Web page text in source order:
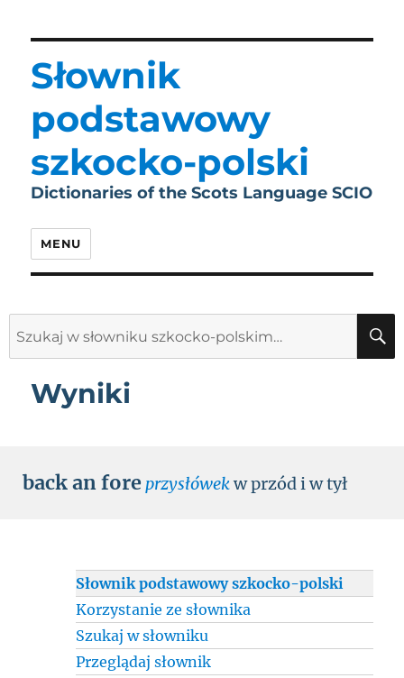
Słownik
podstawowy
szkocko-polski
Dictionaries of the Scots Language SCIO
MENU
Wyniki
back an fore przysłówekw przód i w tył
Słownik podstawowy szkocko-polski
Korzystanie ze słownika
Szukaj w słowniku
Przeglądaj słownik